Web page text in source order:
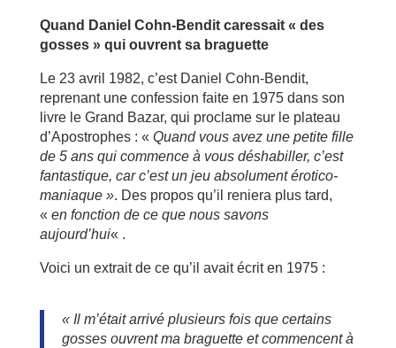
Quand Daniel Cohn-Bendit caressait « des
gosses » qui ouvrent sa braguette
Le 23 avril 1982, c’est Daniel Cohn-Bendit,
reprenant une confession faite en 1975 dans son
livre le Grand Bazar, qui proclame sur le plateau
d’Apostrophes : « Quand vous avez une petite fille
de 5 ans qui commence à vous déshabiller, c’est
fantastique, car c’est un jeu absolument érotico-
maniaque ». Des propos qu’il reniera plus tard,
« en fonction de ce que nous savons
aujourd’hui« .
Voici un extrait de ce qu’il avait écrit en 1975 :
« Il m’était arrivé plusieurs fois que certains
gosses ouvrent ma braguette et commencent à